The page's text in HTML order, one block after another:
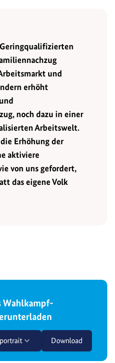
und
erhöht
noch dazu in einer
Arbeitswelt.
Erhöhung der
aktiviere
von uns gefordert,
das eigene Volk
Wahlkampf-
Download